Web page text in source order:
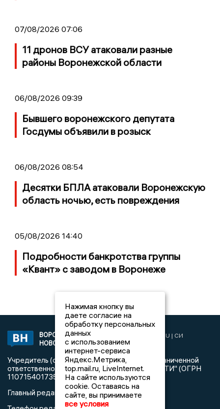
07/08/2026 07:06
11 дронов ВСУ атаковали разные
районы Воронежской области
06/08/2026 09:39
Бывшего воронежского депутата
Госдумы объявили в розыск
06/08/2026 08:54
Десятки БПЛА атаковали Воронежскую
область ночью, есть повреждения
05/08/2026 14:40
Подробности банкротства группы
«Квант» с заводом в Воронеже
ВОРОНЕЖСКИЕ
НОВОСТИ
2019 © VORONEZHNEWS.RU | СИ
«Воронежские новости»
Учредитель (соучредители): Общество с ограниченной
ответственностью "РЕГИОНАЛЬНЫЕ НОВОСТИ" (ОГРН
1107154017354)
Главный редактор: Пирогов А.А.
Нажимая кнопку вы
даете согласие на
обработку персональных
данных
с использованием
интернет-сервиса
Яндекс.Метрика,
top.mail.ru, LiveInternet.
На сайте используются
cookie. Оставаясь на
сайте, вы принимаете
все условия